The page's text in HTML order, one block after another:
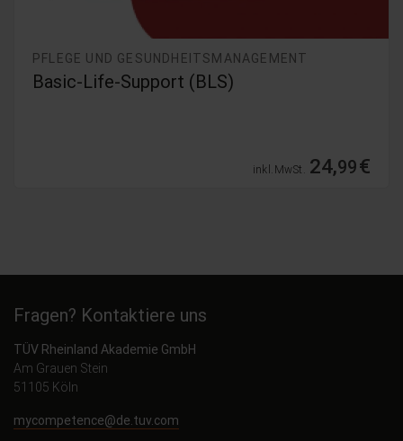
PFLEGE UND GESUNDHEITSMANAGEMENT
Basic-Life-Support (BLS)
inkl. MwSt. 24,99€
Fragen? Kontaktiere uns
TÜV Rheinland Akademie GmbH
Am Grauen Stein
51105 Köln
mycompetence@de.tuv.com